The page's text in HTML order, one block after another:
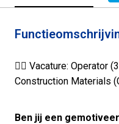
👷‍♂️ Vacature: Operator
Construction Materials
Ben jij een